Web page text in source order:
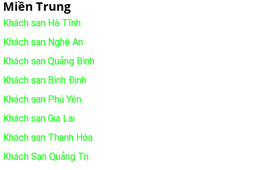
Miền Trung
Khách sạn Hà Tĩnh
Khách sạn Nghệ An
Khách sạn Quảng Bình
Khách sạn Bình Định
Khách sạn Phú Yên
Khách sạn Gia Lai
Khách sạn Thanh Hóa
Khách Sạn Quảng Trị